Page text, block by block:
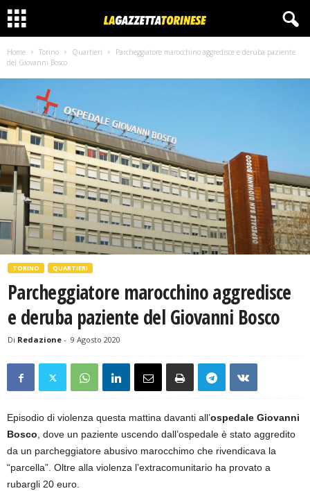
Home Torino Quartieri
Parcheggiatore marocchino aggredisce e deruba paziente
del Giovanni Bosco
TORINO QUARTIERI
Parcheggiatore marocchino aggredisce
e deruba paziente del Giovanni Bosco
Di Redazione - 9 Agosto 2020
Episodio di violenza questa mattina davanti all’ospedale Giovanni
Bosco, dove un paziente uscendo dall’ospedale è stato aggredito
da un parcheggiatore abusivo marocchimo che rivendicava la
“parcella”. Oltre alla violenza l’extracomunitario ha provato a
rubargli 20 euro.